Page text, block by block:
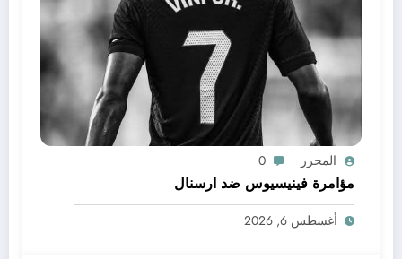
المحرر 0
مؤامرة فينيسيوس ضد ارسنال
أغسطس 6, 2026